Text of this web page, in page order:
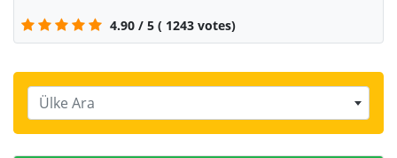
4.90 / 5 ( 1243 votes)
Ülke Ara